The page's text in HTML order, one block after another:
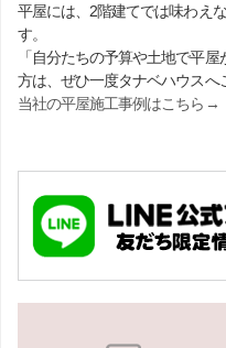
平屋には、2階建てでは味わえ
す。
「自分たちの予算や土地で平
方は、ぜひ一度タナベハウスへ
当社の平屋施工事例はこちら→